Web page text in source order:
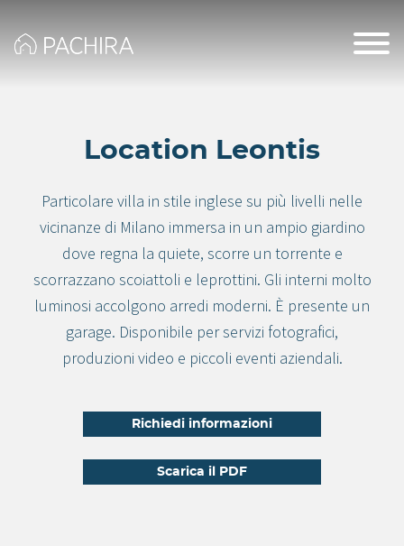
Location Leontis
Particolare villa in stile inglese su più livelli nelle
vicinanze di Milano immersa in un ampio giardino
dove regna la quiete, scorre un torrente e
scorrazzano scoiattoli e leprottini. Gli interni molto
luminosi accolgono arredi moderni. È presente un
garage. Disponibile per servizi fotografici,
produzioni video e piccoli eventi aziendali.
Richiedi informazioni
Scarica il PDF